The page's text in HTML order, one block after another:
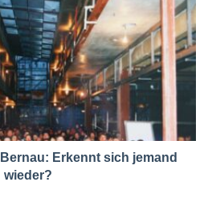
Erkennt sich jemand
wieder?